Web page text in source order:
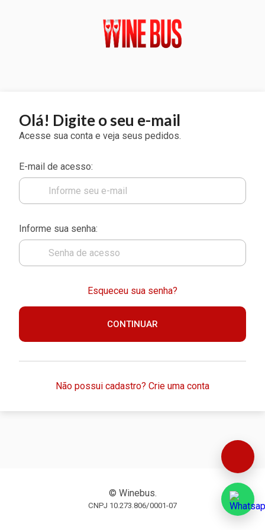
Olá! Digite o seu e-mail
Acesse sua conta e veja seus pedidos.
E-mail de acesso:
Informe sua senha:
Esqueceu sua senha?
CONTINUAR
Não possui cadastro? Crie uma conta
© Winebus.
CNPJ 10.273.806/0001-07